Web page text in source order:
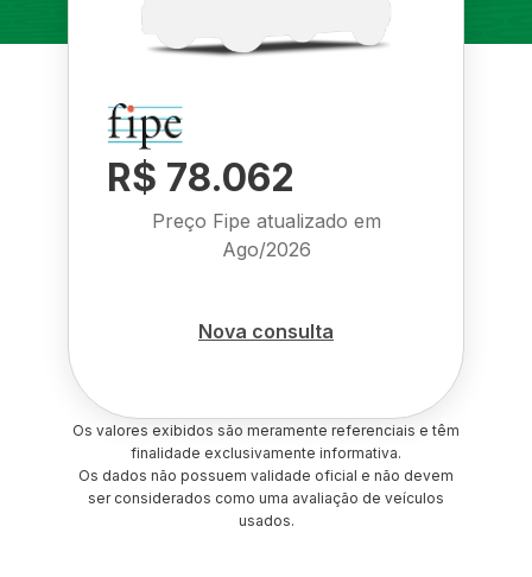
R$ 78.062
Preço Fipe atualizado em
Ago/2026
Nova consulta
Os valores exibidos são meramente referenciais e têm
finalidade exclusivamente informativa.
Os dados não possuem validade oficial e não devem
ser considerados como uma avaliação de veículos
usados.